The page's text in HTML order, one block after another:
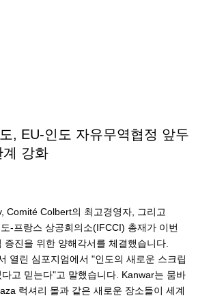
, EU-인도 자유무역협정 앞두
계 강화
Comité Colbert의 최고경영자, 그리고
-프랑스 상공회의소(IFCCI) 총재가 이번
증진을 위한 양해각서를 체결했습니다.
열린 심포지엄에서 "인도의 새로운 스크립
고 믿는다"고 말했습니다. Kanwar는 뭄바
럭셔리 몰과 같은 새로운 장소들이 세계